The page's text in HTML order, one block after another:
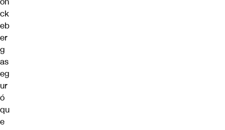
ck
eb
er
g
as
eg
ur
ó
qu
e